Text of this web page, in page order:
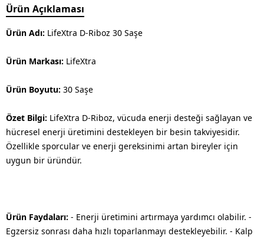
Ürün Açıklaması
Ürün Adı: LifeXtra D-Riboz 30 Saşe
Ürün Markası: LifeXtra
Ürün Boyutu: 30 Saşe
Özet Bilgi: LifeXtra D-Riboz, vücuda enerji desteği sağlayan ve
hücresel enerji üretimini destekleyen bir besin takviyesidir.
Özellikle sporcular ve enerji gereksinimi artan bireyler için
uygun bir üründür.
Ürün Faydaları: - Enerji üretimini artırmaya yardımcı olabilir. -
Egzersiz sonrası daha hızlı toparlanmayı destekleyebilir. - Kalp